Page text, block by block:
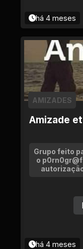
há 4 meses
Amizade
AMIZADES
Grupo feito
o
há 4 meses